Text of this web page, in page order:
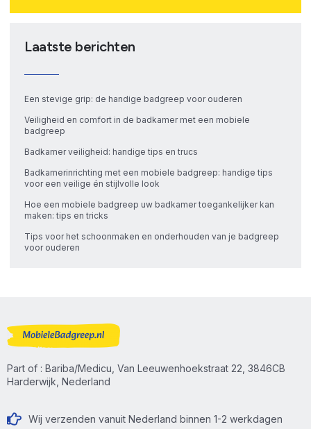
Laatste berichten
Een stevige grip: de handige badgreep voor ouderen
Veiligheid en comfort in de badkamer met een mobiele
badgreep
Badkamer veiligheid: handige tips en trucs
Badkamerinrichting met een mobiele badgreep: handige tips
voor een veilige én stijlvolle look
Hoe een mobiele badgreep uw badkamer toegankelijker kan
maken: tips en tricks
Tips voor het schoonmaken en onderhouden van je badgreep
voor ouderen
Part of : Bariba/Medicu, Van Leeuwenhoekstraat 22, 3846CB
Harderwijk, Nederland
Wij verzenden vanuit Nederland binnen 1-2 werkdagen